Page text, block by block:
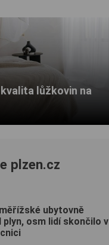
lůžkovin na
plzen.cz
ubytovně
plyn, osm lidí skončilo v